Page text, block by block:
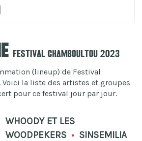
Festival Chamboultou 2023
(lineup) de Festival
la liste des artistes et groupes
pour ce festival jour par jour.
WHOODY ET LES
WOODPEKERS • SINSEMILIA